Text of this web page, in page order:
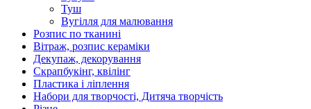
Туш
Вугілля для малювання
Розпис по тканині
Вітраж, розпис кераміки
Декупаж, декорування
Скрапбукінг, квілінг
Пластика і ліплення
Набори для творчості, Дитяча творчість